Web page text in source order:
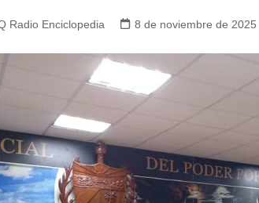
Radio Enciclopedia 8 de noviembre de 2025